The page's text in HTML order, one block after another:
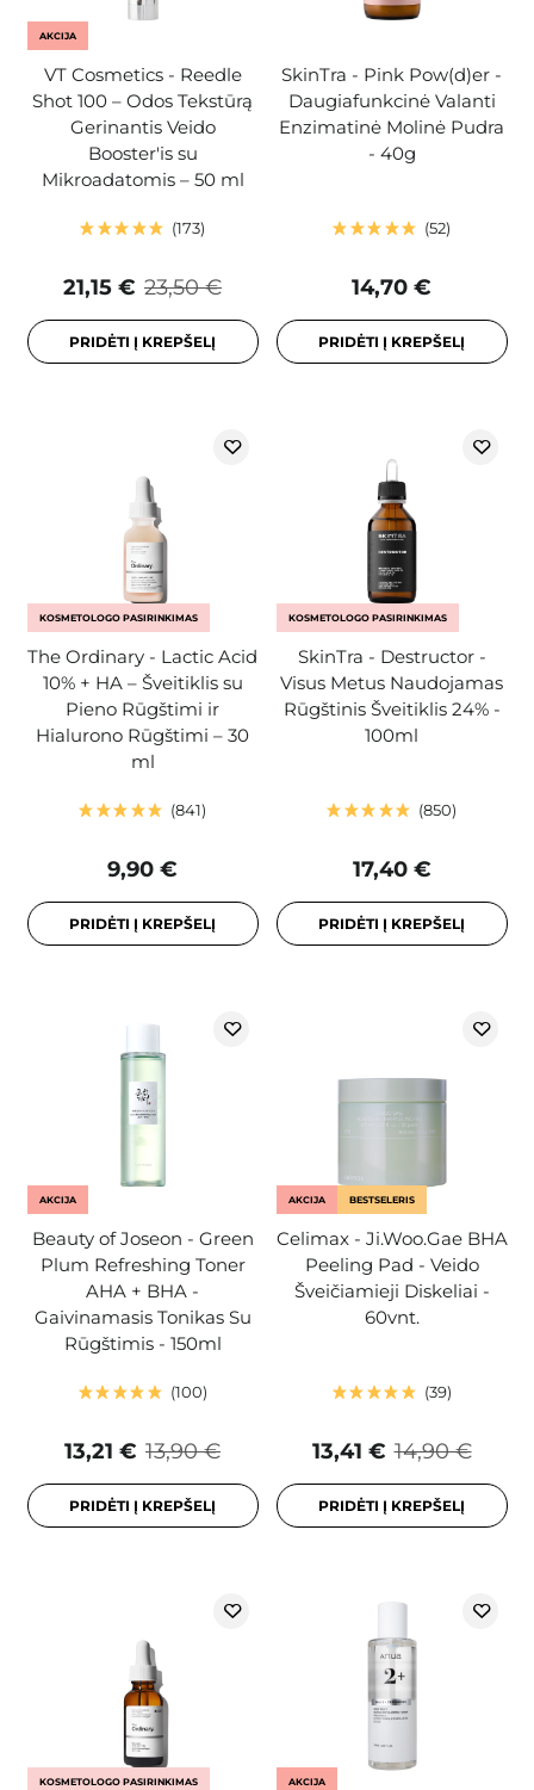
AKCIJA
VT Cosmetics - Reedle
Shot 100 – Odos Tekstūrą
Gerinantis Veido
Booster'is su
Mikroadatomis – 50 ml
173
23,50 €
21,15 €
PRIDĖTI Į KREPŠELĮ
SkinTra - Pink Pow(d)er -
Daugiafunkcinė Valanti
Enzimatinė Molinė Pudra
- 40g
52
14,70 €
PRIDĖTI Į KREPŠELĮ
KOSMETOLOGO PASIRINKIMAS
The Ordinary - Lactic Acid
10% + HA – Šveitiklis su
Pieno Rūgštimi ir
Hialurono Rūgštimi – 30
ml
841
9,90 €
PRIDĖTI Į KREPŠELĮ
KOSMETOLOGO PASIRINKIMAS
SkinTra - Destructor -
Visus Metus Naudojamas
Rūgštinis Šveitiklis 24% -
100ml
850
17,40 €
PRIDĖTI Į KREPŠELĮ
AKCIJA
Beauty of Joseon - Green
Plum Refreshing Toner
AHA + BHA -
Gaivinamasis Tonikas Su
Rūgštimis - 150ml
100
13,90 €
13,21 €
PRIDĖTI Į KREPŠELĮ
AKCIJA BESTSELERIS
Celimax - Ji.Woo.Gae BHA
Peeling Pad - Veido
Šveičiamieji Diskeliai -
60vnt.
39
14,90 €
13,41 €
PRIDĖTI Į KREPŠELĮ
KOSMETOLOGO PASIRINKIMAS AKCIJA